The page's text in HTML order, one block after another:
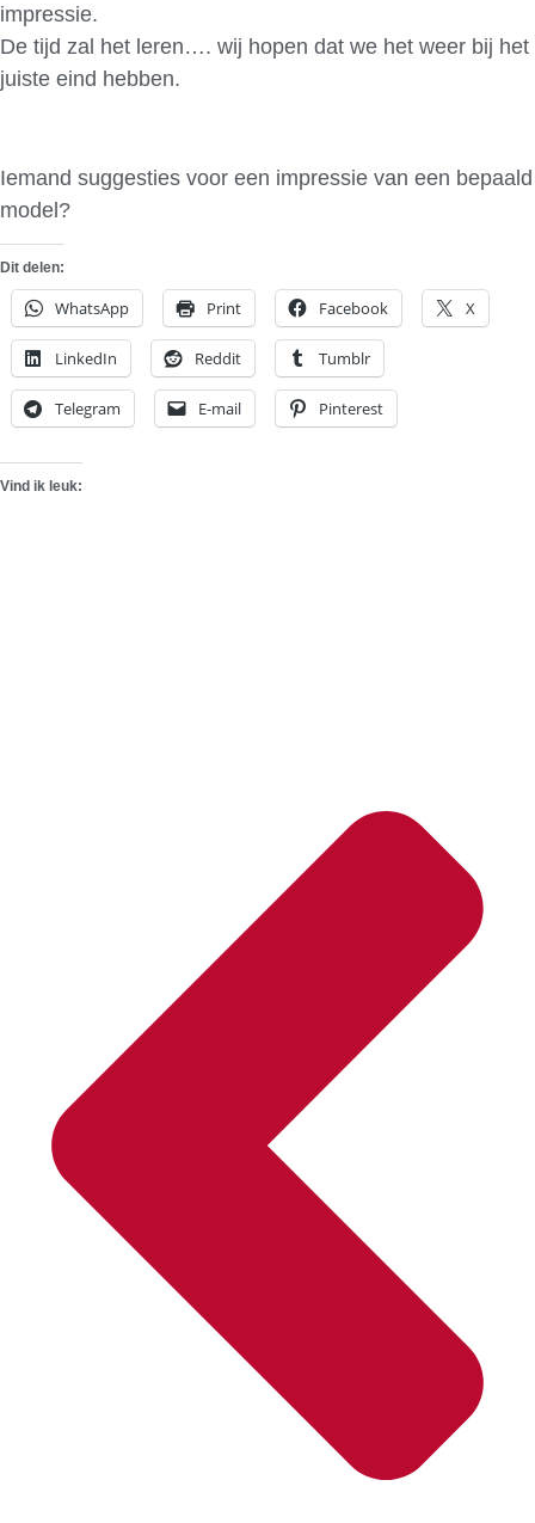
impressie.
De tijd zal het leren…. wij hopen dat we het weer bij het
juiste eind hebben.
Iemand suggesties voor een impressie van een bepaald
model?
Dit delen:
WhatsApp Print Facebook X
LinkedIn Reddit Tumblr
Telegram E-mail Pinterest
Vind ik leuk: